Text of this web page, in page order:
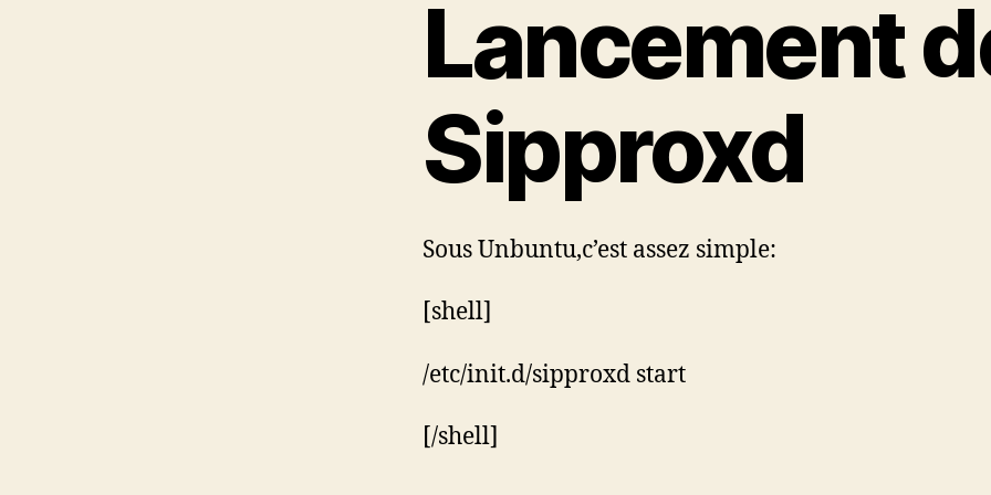
Lancement
Sipproxd
Sous Unbuntu,c’est assez simple:
[shell]
/etc/init.d/sipproxd start
[/shell]